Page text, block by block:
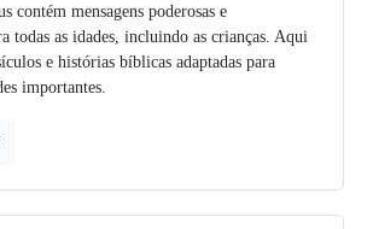
contém mensagens poderosas e
todas as idades, incluindo as crianças. Aqui
e histórias bíblicas adaptadas para
importantes.